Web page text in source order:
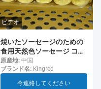
ビデオ
焼いたソーセージのための
食用天然色ソーセージ コラ
ーゲンケース
原産地: 中国
ブランド名: Kingred
今連絡してください